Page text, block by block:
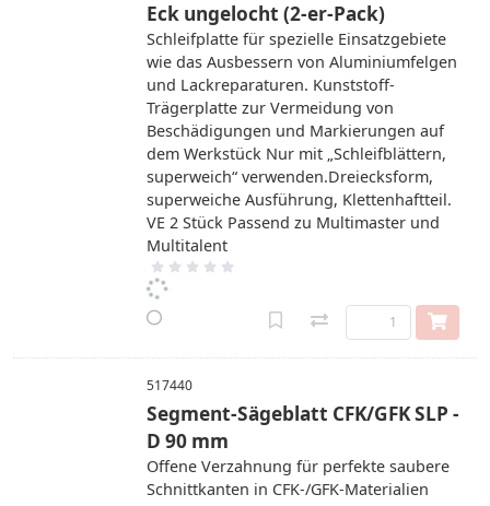
Eck ungelocht (2-er-Pack)
Schleifplatte für spezielle Einsatzgebiete
wie das Ausbessern von Aluminiumfelgen
und Lackreparaturen. Kunststoff-
Trägerplatte zur Vermeidung von
Beschädigungen und Markierungen auf
dem Werkstück Nur mit „Schleifblättern,
superweich“ verwenden.Dreiecksform,
superweiche Ausführung, Klettenhaftteil.
VE 2 Stück Passend zu Multimaster und
Multitalent
517440
Segment-Sägeblatt CFK/GFK SLP -
D 90 mm
Offene Verzahnung für perfekte saubere
Schnittkanten in CFK-/GFK-Materialien